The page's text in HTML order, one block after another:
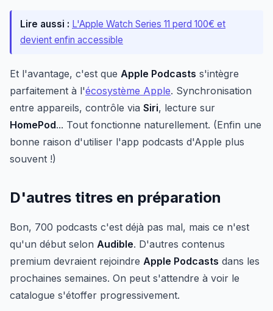
Lire aussi : L'Apple Watch Series 11 perd 100€ et
devient enfin accessible
Et l'avantage, c'est que Apple Podcasts s'intègre
parfaitement à l'écosystème Apple. Synchronisation
entre appareils, contrôle via Siri, lecture sur
HomePod... Tout fonctionne naturellement. (Enfin une
bonne raison d'utiliser l'app podcasts d'Apple plus
souvent !)
D'autres titres en préparation
Bon, 700 podcasts c'est déjà pas mal, mais ce n'est
qu'un début selon Audible. D'autres contenus
premium devraient rejoindre Apple Podcasts dans les
prochaines semaines. On peut s'attendre à voir le
catalogue s'étoffer progressivement.